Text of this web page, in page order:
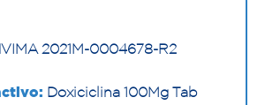
2021M-0004678-R2
Doxiciclina 100Mg Tab